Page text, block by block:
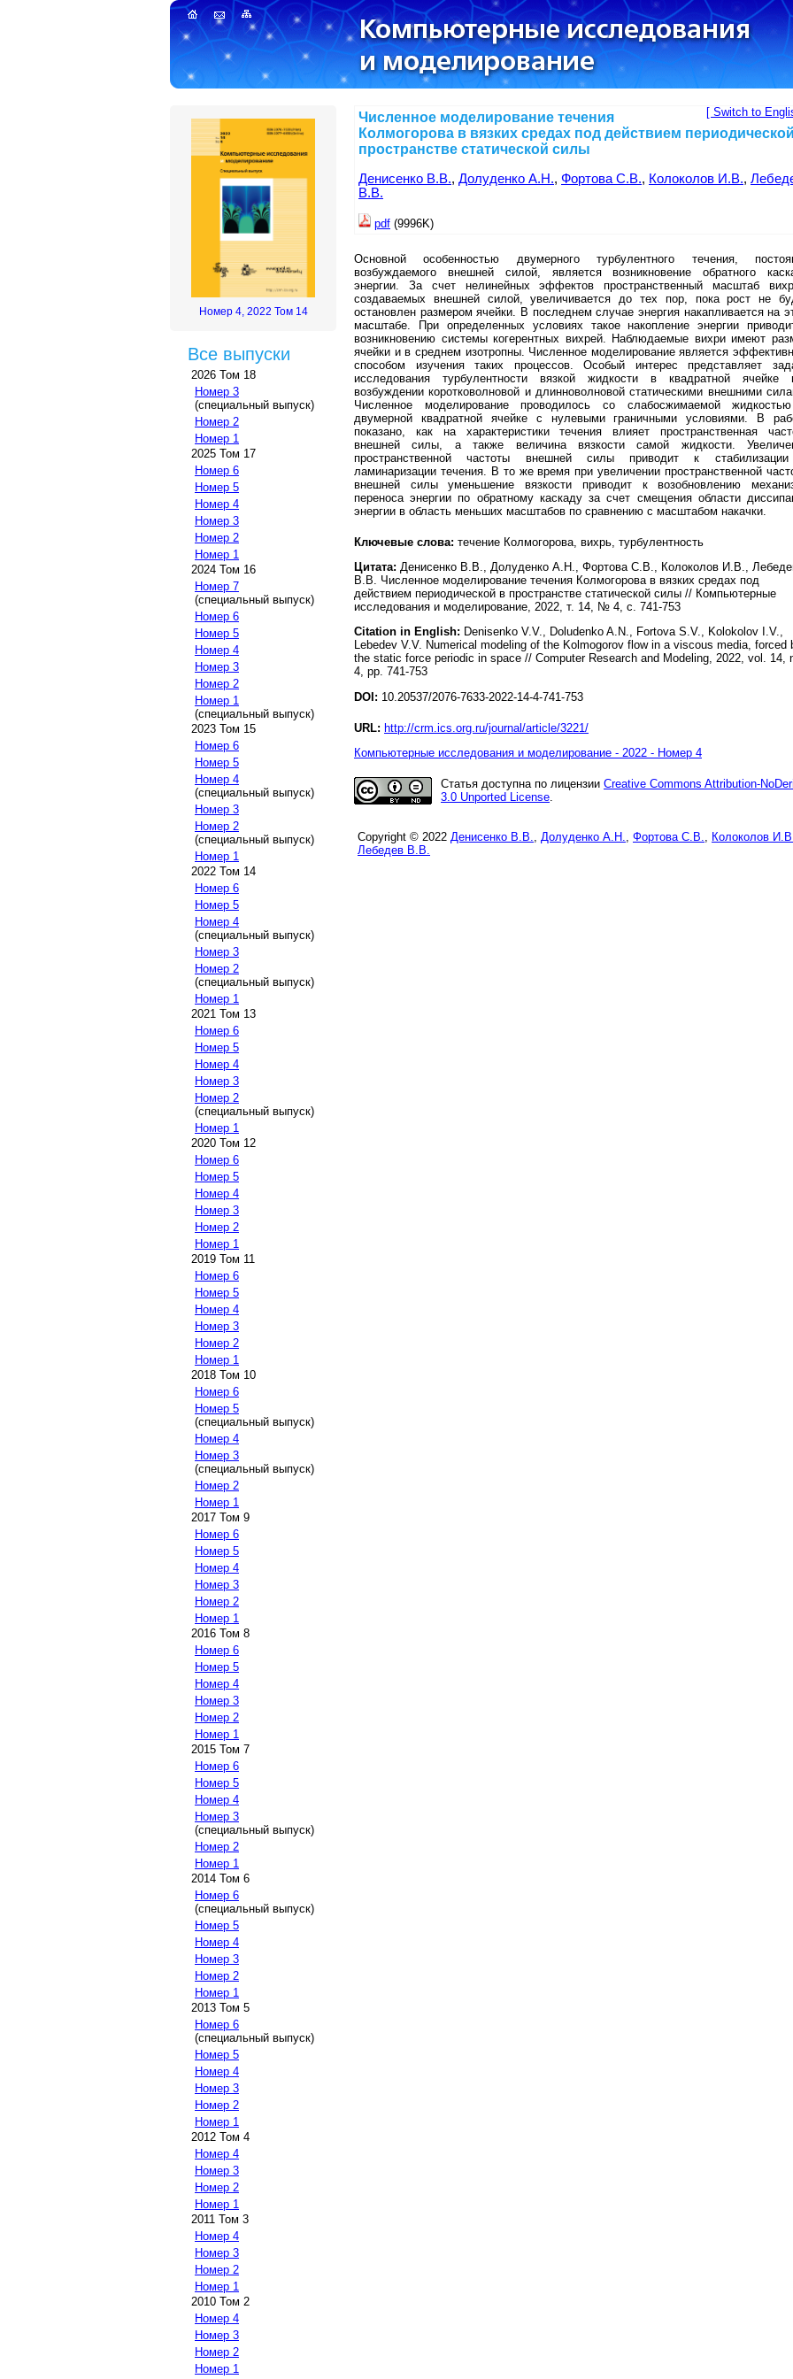
Номер 4, 2022 Том 14
Все выпуски
2026 Том 18
Номер 3
(специальный выпуск)
Номер 2
Номер 1
2025 Том 17
Номер 6
Номер 5
Номер 4
Номер 3
Номер 2
Номер 1
2024 Том 16
Номер 7
(специальный выпуск)
Номер 6
Номер 5
Номер 4
Номер 3
Номер 2
Номер 1
(специальный выпуск)
2023 Том 15
Номер 6
Номер 5
Номер 4
(специальный выпуск)
Номер 3
Номер 2
(специальный выпуск)
Номер 1
2022 Том 14
Номер 6
Номер 5
Номер 4
(специальный выпуск)
Номер 3
Номер 2
(специальный выпуск)
Номер 1
2021 Том 13
Номер 6
Номер 5
Номер 4
Номер 3
Номер 2
(специальный выпуск)
Номер 1
2020 Том 12
Номер 6
Номер 5
Номер 4
Номер 3
Номер 2
Номер 1
2019 Том 11
Номер 6
Номер 5
Номер 4
Номер 3
Номер 2
Номер 1
2018 Том 10
Номер 6
Номер 5
(специальный выпуск)
Номер 4
Номер 3
(специальный выпуск)
Номер 2
Номер 1
2017 Том 9
Номер 6
Номер 5
Номер 4
Номер 3
Номер 2
Номер 1
2016 Том 8
Номер 6
Номер 5
Номер 4
Номер 3
Номер 2
Номер 1
2015 Том 7
Номер 6
Номер 5
Номер 4
Номер 3
(специальный выпуск)
Номер 2
Номер 1
2014 Том 6
Номер 6
(специальный выпуск)
Номер 5
Номер 4
Номер 3
Номер 2
Номер 1
2013 Том 5
Номер 6
(специальный выпуск)
Номер 5
Номер 4
Номер 3
Номер 2
Номер 1
2012 Том 4
Номер 4
Номер 3
Номер 2
Номер 1
2011 Том 3
Номер 4
Номер 3
Номер 2
Номер 1
2010 Том 2
Номер 4
Номер 3
Номер 2
Номер 1
[ Switch to
Численное моделирование течения
Колмогорова в вязких средах под действием
пространстве статической силы
Денисенко В.В., Долуденко А.Н., Фортова С.В., Колоколов И.В.,
В.В.
pdf (9996K)
Основной особенностью двумерного турбулентного течения,
возбуждаемого внешней силой, является возникновение обратного
энергии. За счет нелинейных эффектов пространственный масштаб
создаваемых внешней силой, увеличивается до тех пор, пока рост не
остановлен размером ячейки. В последнем случае энергия накапливается на
масштабе. При определенных условиях такое накопление энергии
возникновению системы когерентных вихрей. Наблюдаемые вихри имеют
ячейки и в среднем изотропны. Численное моделирование является
способом изучения таких процессов. Особый интерес представляет
исследования турбулентности вязкой жидкости в квадратной ячейке
возбуждении коротковолновой и длинноволновой статическими внешними
Численное моделирование проводилось со слабосжимаемой
двумерной квадратной ячейке с нулевыми граничными условиями. В
показано, как на характеристики течения влияет пространственная
внешней силы, а также величина вязкости самой жидкости.
пространственной частоты внешней силы приводит к
ламинаризации течения. В то же время при увеличении пространственной
внешней силы уменьшение вязкости приводит к возобновлению
переноса энергии по обратному каскаду за счет смещения области
энергии в область меньших масштабов по сравнению с масштабом накачки.
Ключевые слова: течение Колмогорова, вихрь, турбулентность
Цитата: Денисенко В.В., Долуденко А.Н., Фортова С.В., Колоколов И.В.,
В.В. Численное моделирование течения Колмогорова в вязких средах под
действием периодической в пространстве статической силы // Компьютерные
исследования и моделирование, 2022, т. 14, № 4, с. 741-753
Citation in English: Denisenko V.V., Doludenko A.N., Fortova S.V., Kolokolov I.V.,
Lebedev V.V. Numerical modeling of the Kolmogorov flow in a viscous media, forced
the static force periodic in space // Computer Research and Modeling, 2022, vol. 14,
4, pp. 741-753
DOI: 10.20537/2076-7633-2022-14-4-741-753
URL: http://crm.ics.org.ru/journal/article/3221/
Компьютерные исследования и моделирование - 2022 - Номер 4
Статья доступна по лицензии Creative Commons Attribution-
3.0 Unported License
Copyright © 2022 Денисенко В.В. Долуденко А.Н. Фортова С.В.
Колоколов
Лебедев В.В.